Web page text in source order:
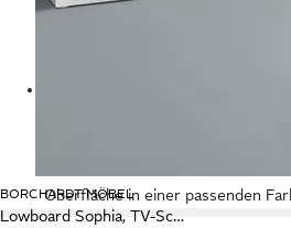
BORCHARDT MÖBEL
Lowboard Sophia, TV-Schrank mit 4 Türen, hängend oder stehend
kannst du wieder aufwerten,
abschleifst und das Holz mit einer
Oberflächen aus Leder
einem speziellen Lederstift.
Oberfläche in einer passenden